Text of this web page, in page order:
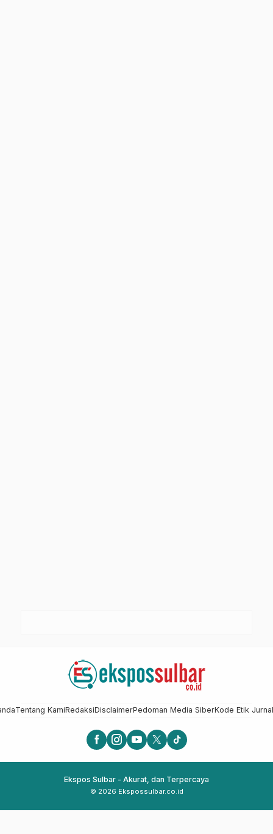
Tentang KamiRedaksiDisclaimerPedoman Media SiberKode Etik
Ekspos Sulbar - Akurat, dan Terpercaya
© 2026 Ekspossulbar.co.id